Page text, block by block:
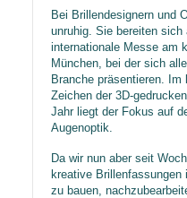
Bei Brillendesignern und
unruhig. Sie bereiten
internationale Messe am
München, bei der sich
Branche präsentieren.
Zeichen der 3D-
Jahr liegt der Fokus auf
Augenoptik.
Da wir nun aber seit
kreative
zu bauen,